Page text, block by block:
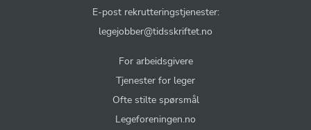
E-post rekrutteringstjenester:
legejobber@tidsskriftet.no
For arbeidsgivere
Tjenester for leger
Ofte stilte spørsmål
Legeforeningen.no